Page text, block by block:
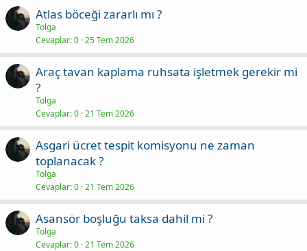
Atlas böceği zararlı mı ?
Tolga
Cevaplar 0 25 Tem 2026
Araç tavan kaplama ruhsata işletmek gerekir mi
?
Tolga
Cevaplar 0 21 Tem 2026
Asgari ücret tespit komisyonu ne zaman
toplanacak ?
Tolga
Cevaplar 0 21 Tem 2026
Asansör boşluğu taksa dahil mi ?
Tolga
Cevaplar 0 21 Tem 2026